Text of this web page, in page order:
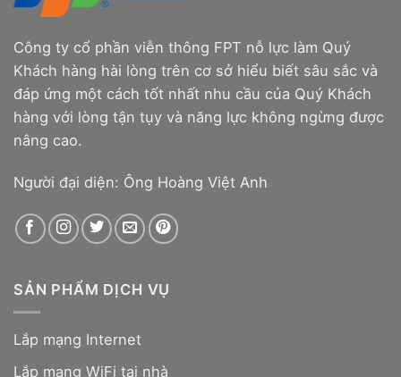
Công ty cổ phần viễn thông FPT nỗ lực làm Quý
Khách hàng hài lòng trên cơ sở hiểu biết sâu sắc và
đáp ứng một cách tốt nhất nhu cầu của Quý Khách
hàng với lòng tận tụy và năng lực không ngừng được
nâng cao.
Người đại diện: Ông Hoàng Việt Anh
SẢN PHẨM DỊCH VỤ
Lắp mạng Internet
Lắp mạng WiFi tại nhà